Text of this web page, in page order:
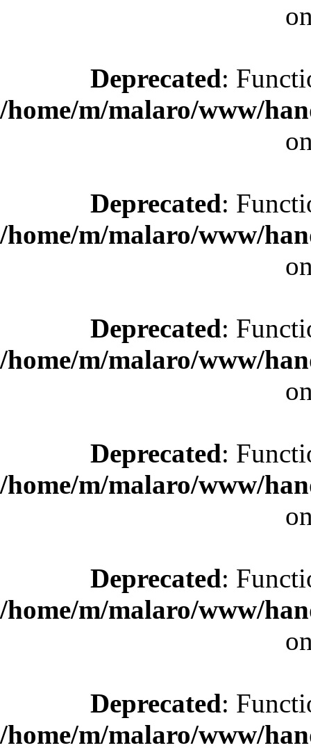
Deprecated:
/home/m/malaro/www/
Deprecated:
/home/m/malaro/www/
Deprecated:
/home/m/malaro/www/
Deprecated:
/home/m/malaro/www/
Deprecated:
/home/m/malaro/www/
Deprecated:
/home/m/malaro/www/